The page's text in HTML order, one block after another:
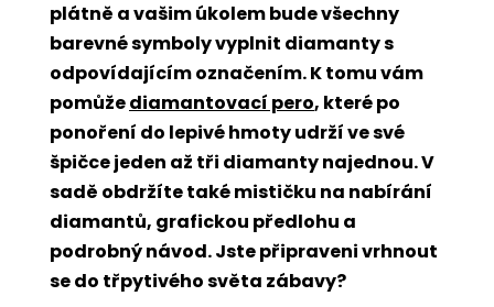
plátně a vašim úkolem bude všechny
barevné symboly vyplnit diamanty s
odpovídajícím označením. K tomu vám
pomůžediamantovací pero, které po
ponoření do lepivé hmoty udrží ve své
špičce jeden až tři diamanty najednou. V
sadě obdržíte také mističku na nabírání
diamantů, grafickou předlohu a
podrobný návod. Jste připraveni vrhnout
se do třpytivého světa zábavy?